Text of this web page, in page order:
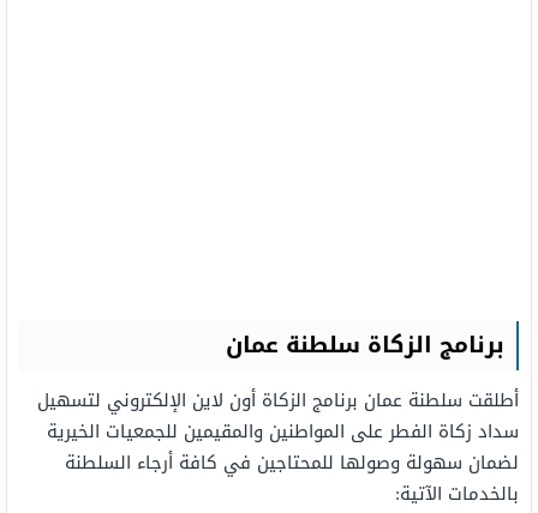
برنامج الزكاة سلطنة عمان
أطلقت سلطنة عمان برنامج الزكاة أون لاين الإلكتروني لتسهيل
سداد زكاة الفطر على المواطنين والمقيمين للجمعيات الخيرية
لضمان سهولة وصولها للمحتاجين في كافة أرجاء السلطنة
بالخدمات الآتية: